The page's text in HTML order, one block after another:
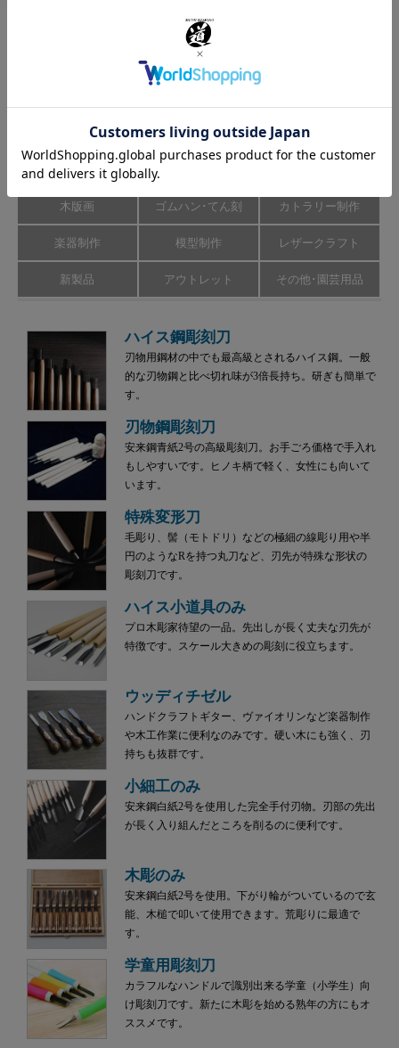
彫刻刀･のみ
木版画 ゴムハン･てん刻 カトラリー制作
楽器制作 模型制作 レザークラフト
新製品 アウトレット その他･園芸用品
ハイス鋼彫刻刀
刃物用鋼材の中でも最高級とされるハイス鋼。一般
的な刃物鋼と比べ切れ味が3倍長持ち。研ぎも簡単で
す。
刃物鋼彫刻刀
安来鋼青紙2号の高級彫刻刀。お手ごろ価格で手入れ
もしやすいです。ヒノキ柄で軽く、女性にも向いて
います。
特殊変形刀
毛彫り、髻（モトドリ）などの極細の線彫り用や半
円のようなRを持つ丸刀など、刃先が特殊な形状の
彫刻刀です。
ハイス小道具のみ
プロ木彫家待望の一品。先出しが長く丈夫な刃先が
特徴です。スケール大きめの彫刻に役立ちます。
ウッディチゼル
ハンドクラフトギター、ヴァイオリンなど楽器制作
や木工作業に便利なのみです。硬い木にも強く、刃
持ちも抜群です。
小細工のみ
安来鋼白紙2号を使用した完全手付刃物。刃部の先出
が長く入り組んだところを削るのに便利です。
木彫のみ
安来鋼白紙2号を使用。下がり輪がついているので玄
能、木槌で叩いて使用できます。荒彫りに最適で
す。
学童用彫刻刀
カラフルなハンドルで識別出来る学童（小学生）向
け彫刻刀です。新たに木彫を始める熟年の方にもオ
ススメです。